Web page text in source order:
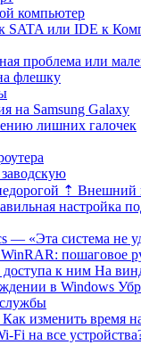
компьютер
или IDE к
проблема или
флешку
на Samsung Galaxy
лишних галочек
⇡ Внешний
настройка
— «Эта система не
пошаговое
к ним На
в Windows
службы
изменить время
Fi на все